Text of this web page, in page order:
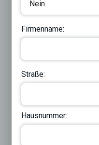
Firmenname:
Straße:
Hausnummer: